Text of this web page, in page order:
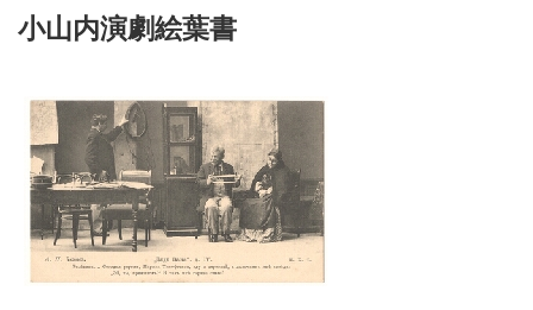
小山内演劇絵葉書